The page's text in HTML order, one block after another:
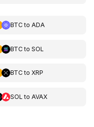
BTCto ADA
BTCto SOL
BTCto XRP
SOL to AVAX